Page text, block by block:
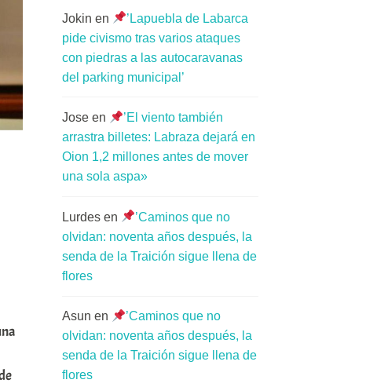
Jokin en
’Lapuebla de Labarca
pide civismo tras varios ataques
con piedras a las autocaravanas
del parking municipal’
Jose en
’El viento también
arrastra billetes: Labraza dejará en
Oion 1,2 millones antes de mover
una sola aspa»
Lurdes en
’Caminos que no
olvidan: noventa años después, la
senda de la Traición sigue llena de
flores
Asun en
’Caminos que no
olvidan: noventa años después, la
senda de la Traición sigue llena de
flores